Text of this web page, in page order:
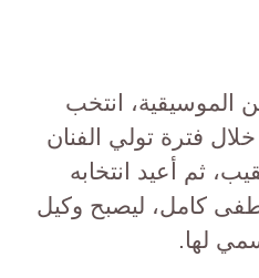
الموسيقية، انتخب
فترة تولي الفنان
ثم أعيد انتخابه
كامل، ليصبح وكيل
لها.